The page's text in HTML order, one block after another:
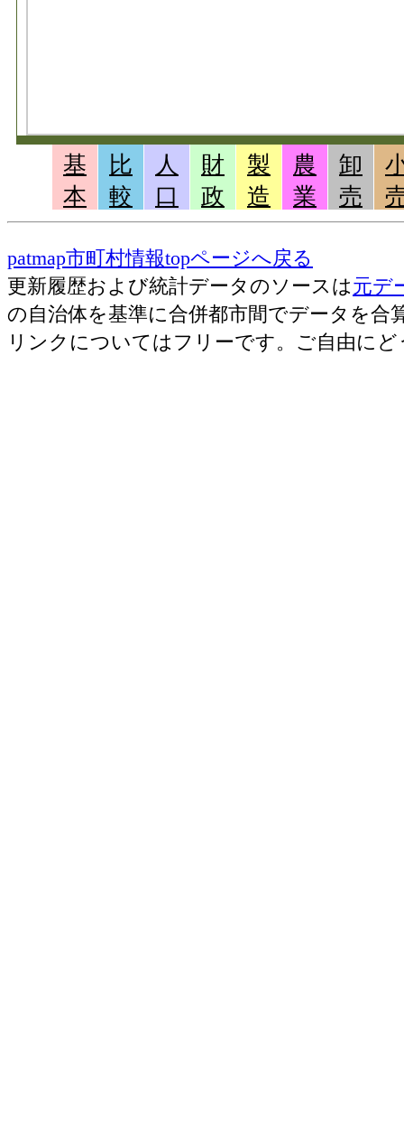
基
本
比
較
人
口
財
政
製
造
農
業
卸
売
patmap市町村情報topページへ戻る
更新履歴および統計データのソースは元デ
の自治体を基準に合併都市間でデータを合
リンクについてはフリーです。ご自由にど